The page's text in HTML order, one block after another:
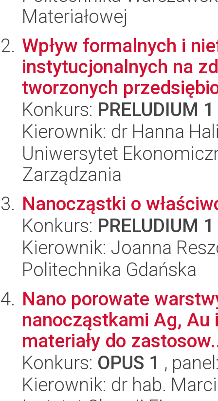
Materiałowej
Wpływ formalnych i
instytucjonalnych na
tworzonych
Konkurs: PRELUDIUM 1
Kierownik: dr Hanna
Uniwersytet
Zarządzania
Nanocząstki o
Konkurs: PRELUDIUM 1
Kierownik: Joanna
Politechnika Gdańska
Nano porowate
nanocząstkami Ag,
materiały do
Konkurs: OPUS 1 ,
Kierownik: dr hab.